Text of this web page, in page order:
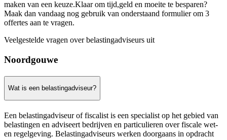
maken van een keuze.Klaar om tijd,geld en moeite te besparen?
Maak dan vandaag nog gebruik van onderstaand formulier om 3
offertes aan te vragen.
Veelgestelde vragen over belastingadviseurs uit
Noordgouwe
Wat is een belastingadviseur?
Een belastingadviseur of fiscalist is een specialist op het gebied van
belastingen en adviseert bedrijven en particulieren over fiscale wet-
en regelgeving. Belastingadviseurs werken doorgaans in opdracht